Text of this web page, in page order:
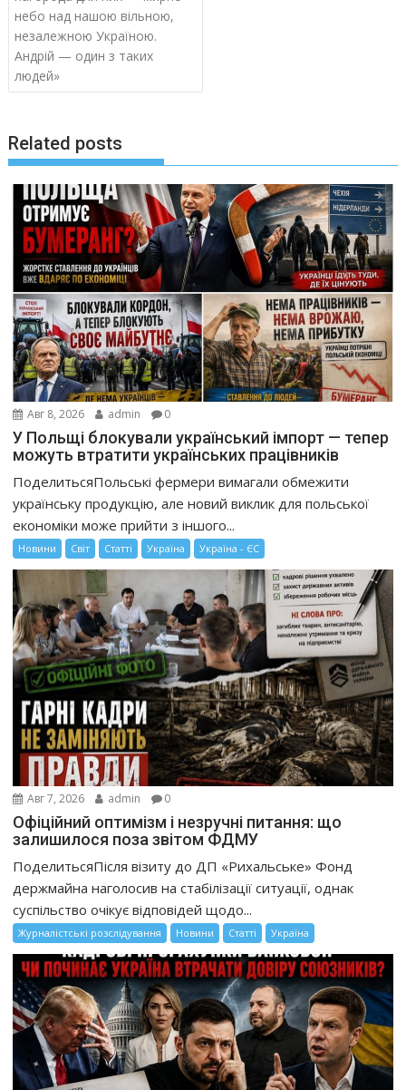
небо над нашою вільною,
незалежною Україною.
Андрій — один з таких
людей»
Related posts
Авг 8, 2026 admin 0
У Польщі блокували український імпорт — тепер
можуть втратити українських працівників
ПоделитьсяПольські фермери вимагали обмежити
українську продукцію, але новий виклик для польської
економіки може прийти з іншого...
Новини Світ Статті Україна Україна - ЄС
Авг 7, 2026 admin 0
Офіційний оптимізм і незручні питання: що
залишилося поза звітом ФДМУ
ПоделитьсяПісля візиту до ДП «Рихальське» Фонд
держмайна наголосив на стабілізації ситуації, однак
суспільство очікує відповідей щодо...
Журналістські розслідування Новини Статті Україна